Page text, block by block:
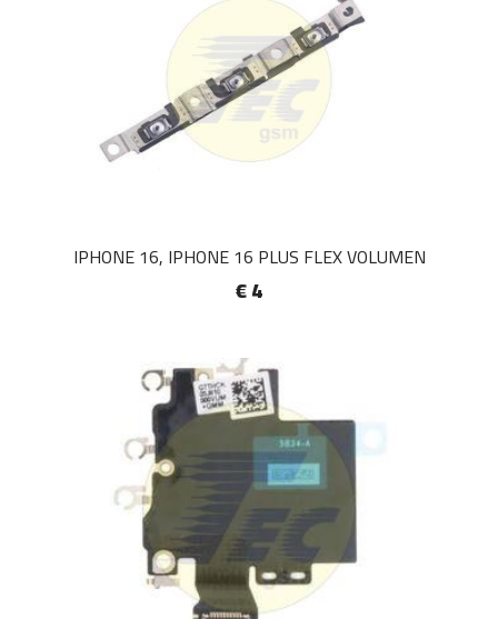
IPHONE 16, IPHONE 16 PLUS FLEX VOLUMEN
€ 4